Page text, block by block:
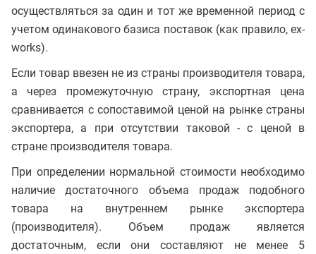
осуществляться за один и тот же временной период с
учетом одинакового базиса поставок (как правило, ex-
works).
Если товар ввезен не из страны производителя товара,
а через промежуточную страну, экспортная цена
сравнивается с сопоставимой ценой на рынке страны
экспортера, а при отсутствии таковой - с ценой в
стране производителя товара.
При определении нормальной стоимости необходимо
наличие достаточного объема продаж подобного
товара на внутреннем рынке экспортера
(производителя). Объем продаж является
достаточным, если они составляют не менее 5